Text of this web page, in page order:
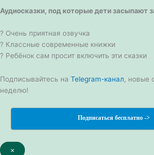
Аудиосказки, под которые дети засыпают
? Очень приятная озвучка
? Классные современные книжки
? Ребёнок сам просит включить эти сказки
Подписывайтесь на Telegram-канал, новые
неделю!
Подписаться бесплатно ->
×